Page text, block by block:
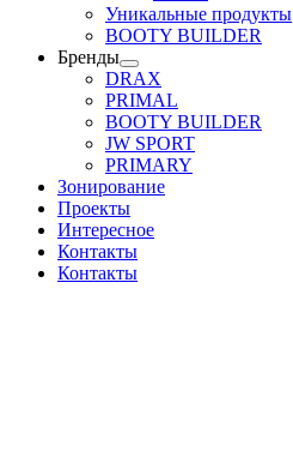
Уникальные продукты
BOOTY BUILDER
Бренды
DRAX
PRIMAL
BOOTY BUILDER
JW SPORT
PRIMARY
Зонирование
Проекты
Интересное
Контакты
Контакты